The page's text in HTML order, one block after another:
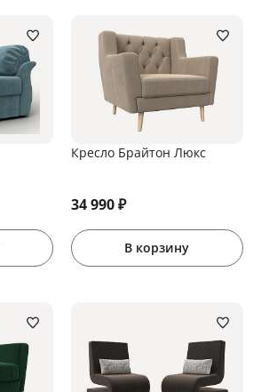
Кресло Брайтон Люкс
34 990₽
В корзину